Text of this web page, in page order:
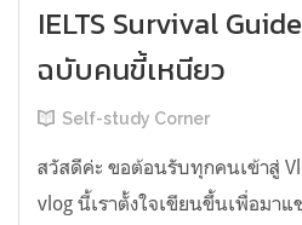
IELTS Survival
ฉบับคนขี้เหนียว
Self-study Corner
สวัสดีค่ะ ขอต้อนรับทุกคนเข้าสู่
vlog นี้เราตั้งใจเขียนขึ้นเพื่อมา